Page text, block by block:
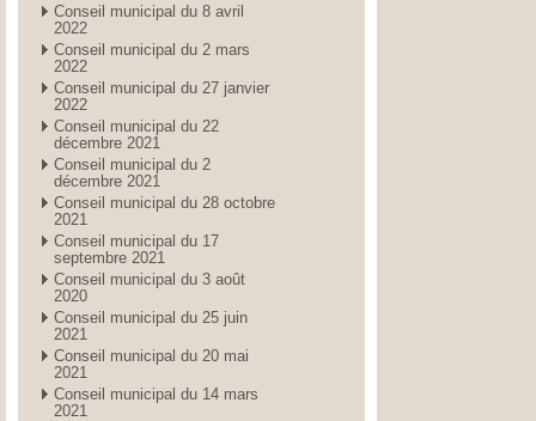
Conseil municipal du 8 avril
2022
Conseil municipal du 2 mars
2022
Conseil municipal du 27 janvier
2022
Conseil municipal du 22
décembre 2021
Conseil municipal du 2
décembre 2021
Conseil municipal du 28 octobre
2021
Conseil municipal du 17
septembre 2021
Conseil municipal du 3 août
2020
Conseil municipal du 25 juin
2021
Conseil municipal du 20 mai
2021
Conseil municipal du 14 mars
2021